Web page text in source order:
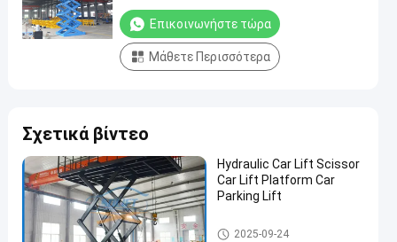
αυτοκινήτου
ψαλίδι
Ανύψος
ανύψωσης
Εγχειρίδιο
PLC
Επικοινωνήστε τώρα
Μάθετε Περισσότερα
Σχετικά βίντεο
Hydraulic Car Lift Scissor
Car Lift Platform Car
Parking Lift
ανελκυστήρας αυτοκινήτων
2025-09-24